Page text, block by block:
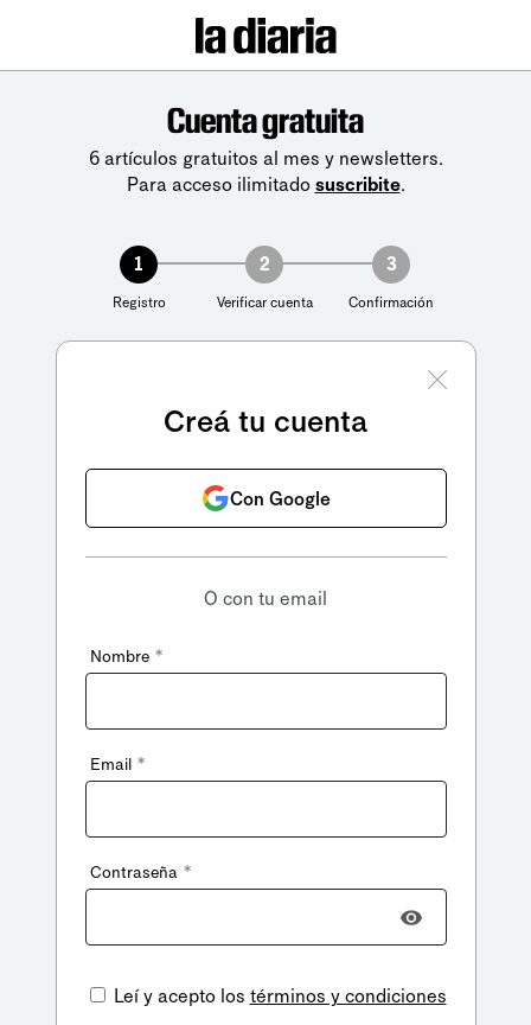
Cuenta gratuita
6 artículos gratuitos al mes y newsletters.
Para acceso ilimitado suscribite.
1
Registro
2
Verificar cuenta
3
Confirmación
Creá tu cuenta
Con Google
O con tu email
Nombre *
Email *
Contraseña *
Leí y acepto los términos y condiciones